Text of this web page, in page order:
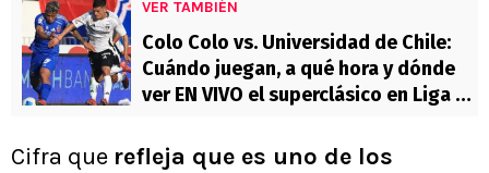
VER TAMBIÉN
Colo Colo vs. Universidad de Chile:
Cuándo juegan, a qué hora y dónde
ver EN VIVO el superclásico en Liga de
Cifra que refleja que es uno de los